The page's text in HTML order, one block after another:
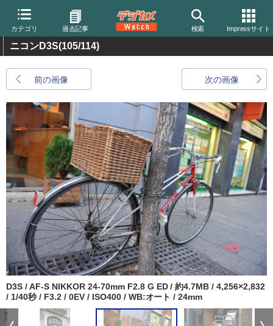
カテゴリ 過去記事 検索 Impressサイト
ニコンD3S(105/114)
前の画像 次の画像
D3S / AF-S NIKKOR 24-70mm F2.8 G ED / 約4.7MB / 4,256×2,832
/ 1/40秒 / F3.2 / 0EV / ISO400 / WB:オート / 24mm